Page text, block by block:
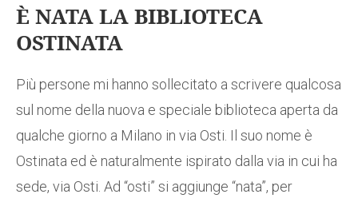
È NATA LA BIBLIOTECA
OSTINATA
Più persone mi hanno sollecitato a scrivere qualcosa
sul nome della nuova e speciale biblioteca aperta da
qualche giorno a Milano in via Osti. Il suo nome è
Ostinata ed è naturalmente ispirato dalla via in cui ha
sede, via Osti. Ad “osti” si aggiunge “nata”, per